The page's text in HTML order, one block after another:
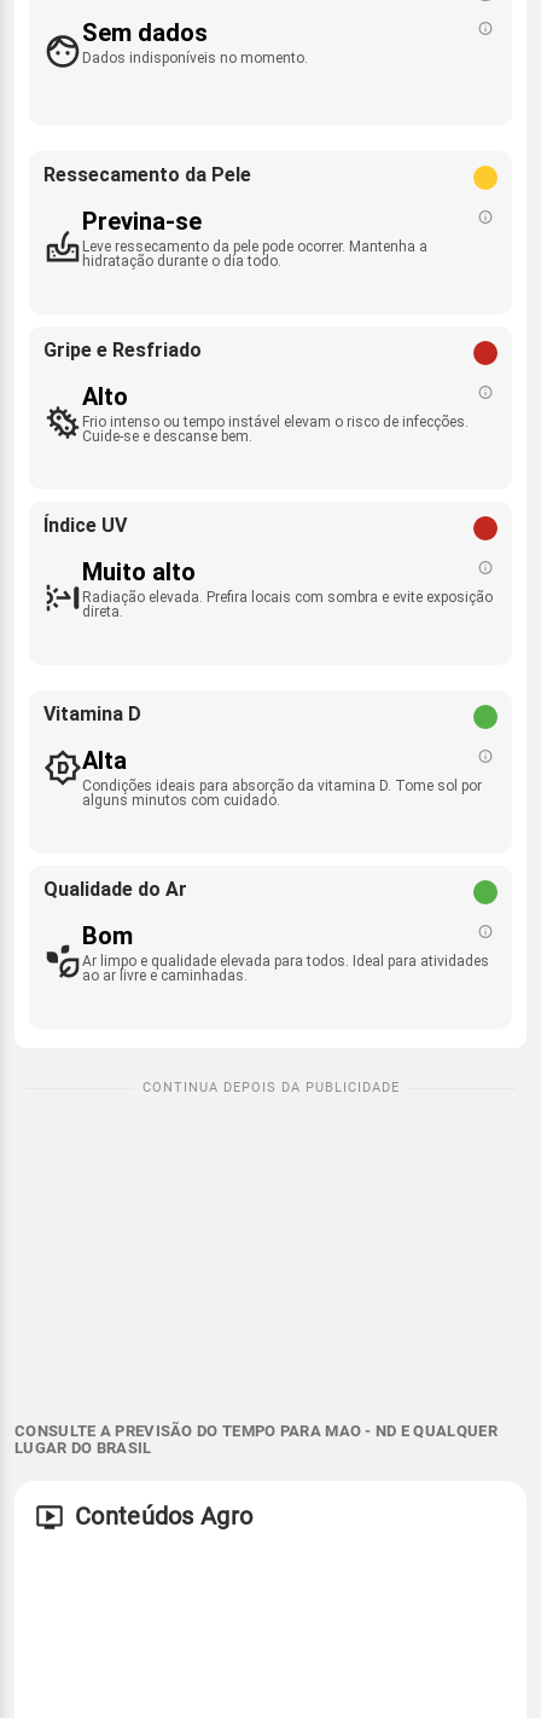
Sem dados
Dados indisponíveis no momento.
Ressecamento da Pele
Previna-se
Leve ressecamento da pele pode ocorrer. Mantenha a
hidratação durante o dia todo.
Gripe e Resfriado
Alto
Frio intenso ou tempo instável elevam o risco de infecções.
Cuide-se e descanse bem.
Índice UV
Muito alto
Radiação elevada. Prefira locais com sombra e evite exposição
direta.
Vitamina D
Alta
Condições ideais para absorção da vitamina D. Tome sol por
alguns minutos com cuidado.
Qualidade do Ar
Bom
Ar limpo e qualidade elevada para todos. Ideal para atividades
ao ar livre e caminhadas.
CONSULTE A PREVISÃO DO TEMPO PARA MAO - ND E QUALQUER
LUGAR DO BRASIL
Conteúdos Agro